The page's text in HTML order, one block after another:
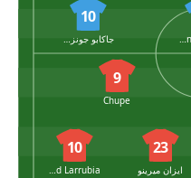
Adrián Fuentes
10
9
Chupe
23
ايزان ميرينو
10
David Larrubia